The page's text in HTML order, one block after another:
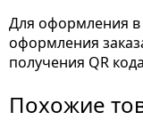
Для оформления в
оформления
получения QR
Похожие